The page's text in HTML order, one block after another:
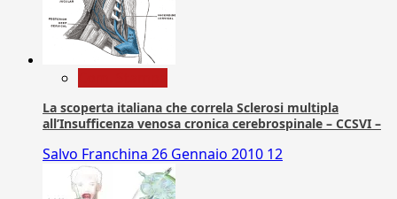
La scoperta italiana che correla Sclerosi multipla
all’Insufficenza venosa cronica cerebrospinale – CCSVI –
Salvo Franchina 26 Gennaio 2010 12